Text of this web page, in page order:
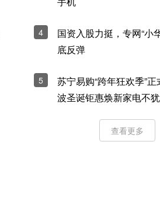
4
国资入股力挺，专网“小
底反弹
5
苏宁易购“跨年狂欢季”
波圣诞钜惠焕新家电不
查看更多